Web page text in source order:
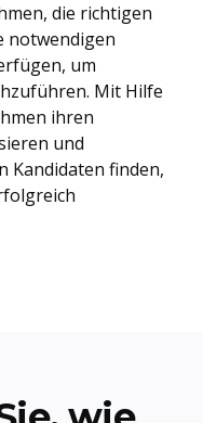
die richtigen
notwendigen
um
Mit Hilfe
ihren
und
Kandidaten finden,